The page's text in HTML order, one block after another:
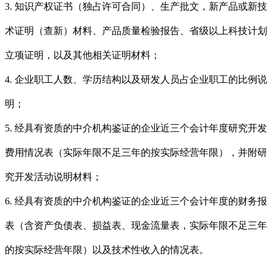
3. 知识产权证书（独占许可合同）、生产批文，新产品或新技
术证明（查新）材料、产品质量检验报告、省级以上科技计划
立项证明，以及其他相关证明材料；
4. 企业职工人数、学历结构以及研发人员占企业职工的比例说
明；
5. 经具有资质的中介机构鉴证的企业近三个会计年度研究开发
费用情况表（实际年限不足三年的按实际经营年限），并附研
究开发活动说明材料；
6. 经具有资质的中介机构鉴证的企业近三个会计年度的财务报
表（含资产负债表、损益表、现金流量表，实际年限不足三年
的按实际经营年限）以及技术性收入的情况表。